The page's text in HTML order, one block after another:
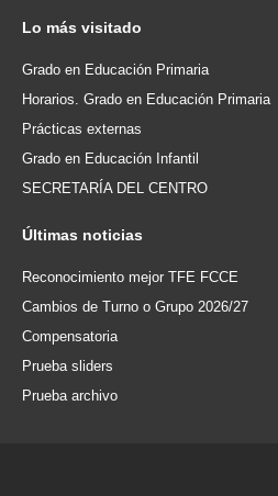
Lo más visitado
Grado en Educación Primaria
Horarios. Grado en Educación Primaria
Prácticas externas
Grado en Educación Infantil
SECRETARÍA DEL CENTRO
Últimas noticias
Reconocimiento mejor TFE FCCE
Cambios de Turno o Grupo 2026/27
Compensatoria
Prueba sliders
Prueba archivo